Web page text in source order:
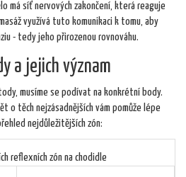
má síť nervových zakončení, která reaguje
využívá tuto komunikaci k tomu, aby
- tedy jeho přirozenou rovnováhu.
a jejich význam
musíme se podívat na konkrétní body.
o těch nejzásadnějších vám pomůže lépe
nejdůležitějších zón:
reflexních zón na chodidle